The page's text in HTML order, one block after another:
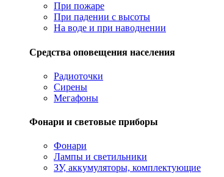
При пожаре
При падении с высоты
На воде и при наводнении
Средства оповещения населения
Радиоточки
Сирены
Мегафоны
Фонари и световые приборы
Фонари
Лампы и светильники
ЗУ, аккумуляторы, комплектующие